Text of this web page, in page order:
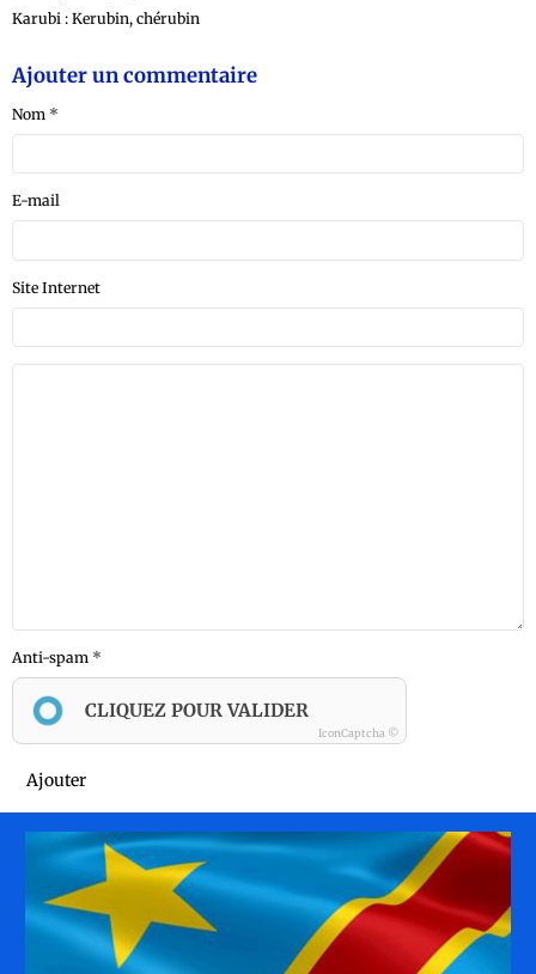
Karubi : Kerubin, chérubin
Ajouter un commentaire
Nom
E-mail
Site Internet
Anti-spam
CLIQUEZ POUR VALIDER
IconCaptcha ©
Ajouter